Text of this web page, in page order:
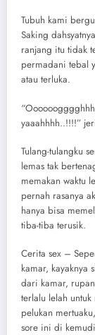
Tubuh kami
Saking
ranjang itu tidak
permadani tebal
atau terluka.
yaaahhhh..!!!!”
Tulang-tulangku
lemas tak
memakan waktu
pernah rasanya
hanya bisa
tiba-tiba terusik.
Cerita sex –
kamar,
dari kamar,
terlalu lelah
pelukan
sore ini di